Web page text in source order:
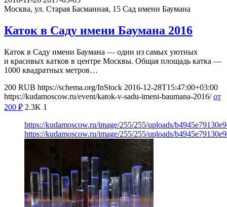
Москва, ул. Старая Басманная, 15 Сад имени Баумана
Каток в Саду имени Баумана 2016
Каток в Саду имени Баумана — один из самых уютных
и красивых катков в центре Москвы. Общая площадь катка —
1000 квадратных метров…
200 RUB https://schema.org/InStock 2016-12-28T15:47:00+03:00
https://kudamoscow.ru/event/katok-v-sadu-imeni-baumana-2016/ от
200 ₽ 2.3K 1
https://kudamoscow.ru/image/255/255/uploads/
https://kudamoscow.ru/image/255/255/uploads/